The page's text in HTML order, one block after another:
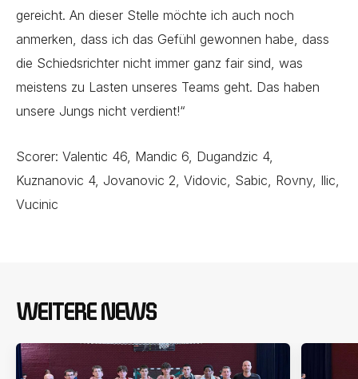
gereicht. An dieser Stelle möchte ich auch noch
anmerken, dass ich das Gefühl gewonnen habe, dass
die Schiedsrichter nicht immer ganz fair sind, was
meistens zu Lasten unseres Teams geht. Das haben
unsere Jungs nicht verdient!“
Scorer: Valentic 46, Mandic 6, Dugandzic 4,
Kuznanovic 4, Jovanovic 2, Vidovic, Sabic, Rovny, Ilic,
Vucinic
WEITERE NEWS